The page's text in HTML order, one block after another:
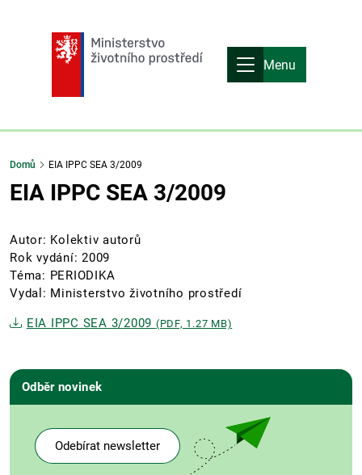
Menu
Domů EIA IPPC SEA 3/2009
EIA IPPC SEA 3/2009
Autor: Kolektiv autorů
Rok vydání: 2009
Téma: PERIODIKA
Vydal: Ministerstvo životního prostředí
EIA IPPC SEA 3/2009 (PDF, 1.27 MB)
Odběr novinek
Odebírat newsletter